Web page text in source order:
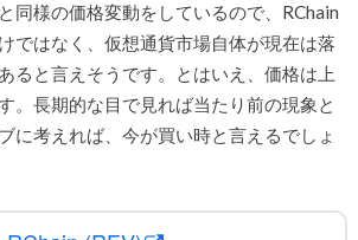
同様の価格変動をしているので、RChain
ではなく、仮想通貨市場自体が現在は落
ると言えそうです。とはいえ、価格は上
。長期的な目で見れば当たり前の現象と
に考えれば、今が買い時と言えるでしょ